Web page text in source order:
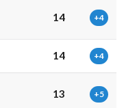
14 +4
14 +4
13 +5